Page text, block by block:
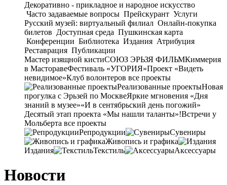
Декоративно - прикладное и народное искусство
Часто задаваемые вопросы Прейскурант Услуги
Русский музей: виртуальный филиал Онлайн-покупка
билетов Доступная среда Пушкинская карта
Конференции Библиотека Издания Атрибуция
Реставрация Публикации
Мастер изящной кистиСОЮЗ ЭРЬЗЯ ФИЛЬМКиммерия
в МасторавеФестиваль «УГОРИЯ»Проект «Видеть
невидимое»Клуб волонтеров все проекты
Реализованные проектыНовая
прогулка с Эрьзей по МосквеЯркие мгновения «Дня
знаний в музее»«И в сентябрьский день погожий»
Десятый этап проекта «Мы нашли таланты»!Встречи у
Мольберта все проекты
Репродукции
Сувениры
Живопись и графика
Издания
Текстиль Аксессуары
Новости